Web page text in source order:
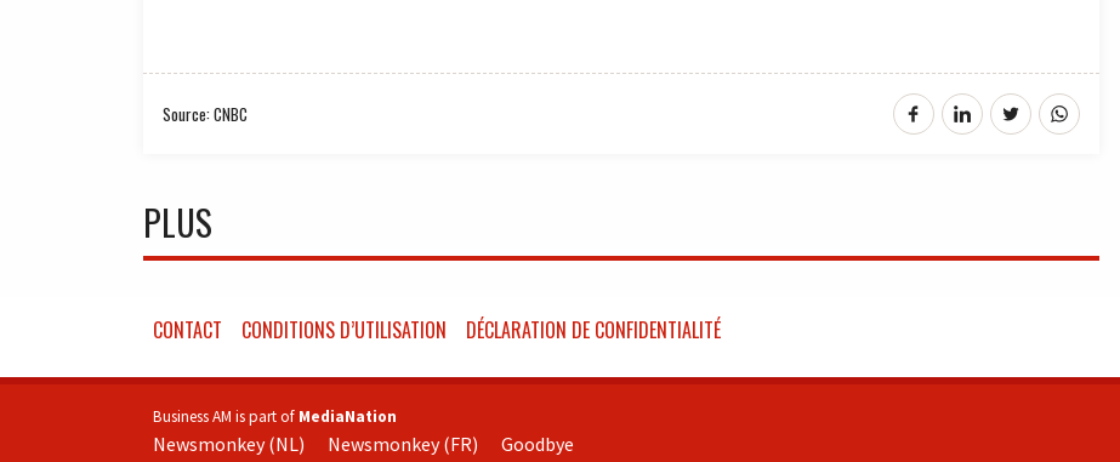
Source: CNBC
PLUS
CONTACT CONDITIONS D’UTILISATION DÉCLARATION DE CONFIDENTIALITÉ
Business AM is part of MediaNation
Newsmonkey (NL) Newsmonkey (FR) Goodbye